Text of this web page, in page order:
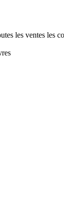
les ventes les